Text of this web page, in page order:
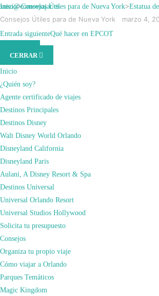
Saltar
al
contenido
tecla
Intro)
xuso@comoviajar.es
MENÚ
CERRAR
Inicio
¿Quién soy?
Agente certificado de viajes
Destinos Principales
Destinos Disney
Walt Disney World Orlando
Disneyland California
Disneyland Paris
Aulani, A Disney Resort & Spa
Destinos Universal
Universal Orlando Resort
Universal Studios Hollywood
Solicita tu presupuesto
Consejos
Organiza tu propio viaje
Cómo viajar a Orlando
Parques Temáticos
Magic Kingdom
Inicio>Consejos Útiles para de Nueva York>Estatua
Consejos Útiles para de Nueva York
marzo 4,
ESTATUA DE
LIBERTAD
La Estatua de la Libertad mide 46 metros de altura (93
encuentra situada en Liberty Island (la isla de la
necesario ir en Ferry. El muelle se encuentra en
de Manhattan.
Historia
Entrada anteriorCentral Park
Entrada siguienteQué hacer en EPCOT